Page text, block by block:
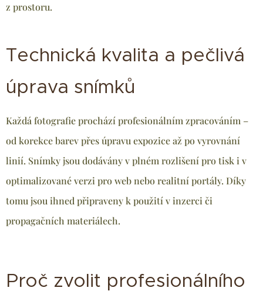
z prostoru.
Technická kvalita a pečlivá
úprava snímků
Každá fotografie prochází profesionálním zpracováním –
od korekce barev přes úpravu expozice až po vyrovnání
linií. Snímky jsou dodávány v plném rozlišení pro tisk i v
optimalizované verzi pro web nebo realitní portály. Díky
tomu jsou ihned připraveny k použití v inzerci či
propagačních materiálech.
Proč zvolit profesionálního